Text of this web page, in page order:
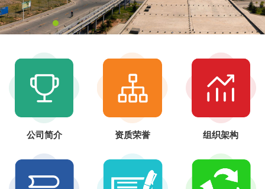
公司简介 资质荣誉 组织架构